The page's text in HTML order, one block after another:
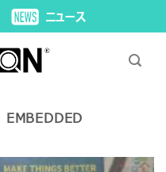
EMBEDDED